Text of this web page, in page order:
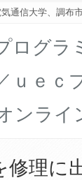
通信大学、調布
ログラ
ｕｅｃ
ンライ
修理に